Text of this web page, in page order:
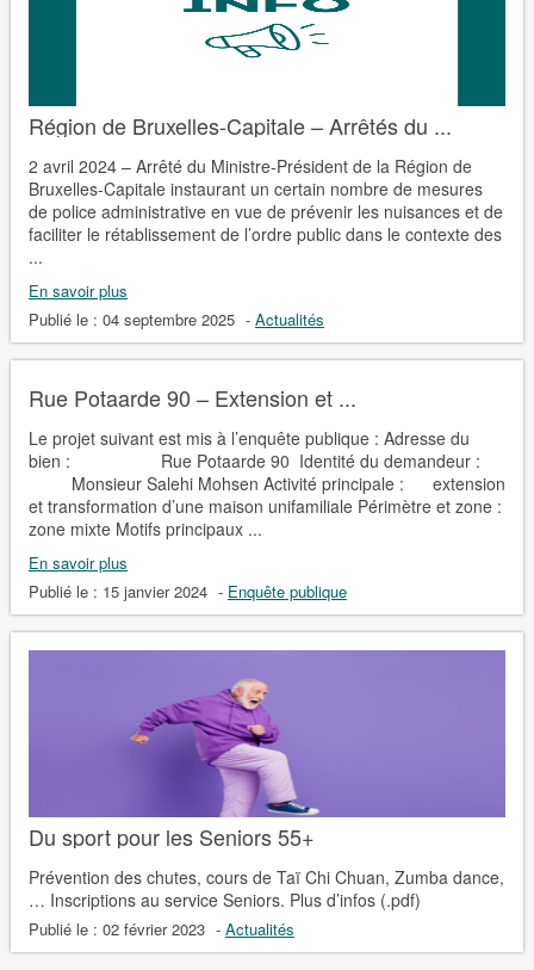
Région de Bruxelles-Capitale – Arrêtés du ...
2 avril 2024 – Arrêté du Ministre-Président de la Région de
Bruxelles-Capitale instaurant un certain nombre de mesures
de police administrative en vue de prévenir les nuisances et de
faciliter le rétablissement de l’ordre public dans le contexte des
...
En savoir plus
Publié le : 04 septembre 2025 - Actualités
Rue Potaarde 90 – Extension et ...
Le projet suivant est mis à l’enquête publique : Adresse du
bien : Rue Potaarde 90 Identité du demandeur :
Monsieur Salehi Mohsen Activité principale : extension
et transformation d’une maison unifamiliale Périmètre et zone :
zone mixte Motifs principaux ...
En savoir plus
Publié le : 15 janvier 2024 - Enquête publique
Du sport pour les Seniors 55+
Prévention des chutes, cours de Taï Chi Chuan, Zumba dance,
… Inscriptions au service Seniors. Plus d’infos (.pdf)
Publié le : 02 février 2023 - Actualités